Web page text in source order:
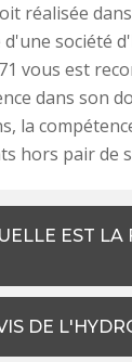
réalisée
société
vous est
dans son
la
hors pair de
EST LA
DE